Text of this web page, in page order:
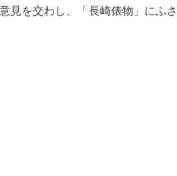
見を交わし、「長崎俵物」にふ